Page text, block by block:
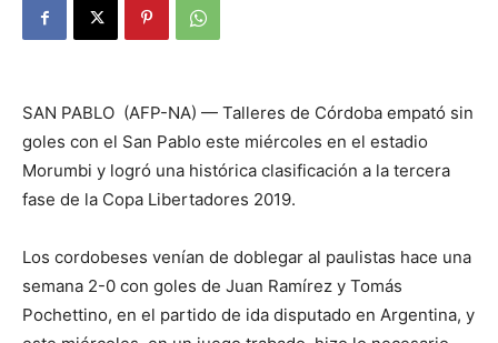
SAN PABLO (AFP-NA) — Talleres de Córdoba empató sin
goles con el San Pablo este miércoles en el estadio
Morumbi y logró una histórica clasificación a la tercera
fase de la Copa Libertadores 2019.
Los cordobeses venían de doblegar al paulistas hace una
semana 2-0 con goles de Juan Ramírez y Tomás
Pochettino, en el partido de ida disputado en Argentina, y